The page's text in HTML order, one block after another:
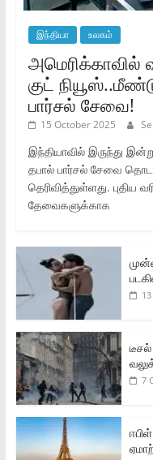
இந்தியா உலகம்
அமெரிக்காவில்
குட்
பார்சல் சேவை!
15 October 2025
இந்தியாவில் இருந்து
தபால் பார்சல் சேவை
தெரிவித்துள்ளது. புதிய
தேவைகளுக்காக
டீசல்
7